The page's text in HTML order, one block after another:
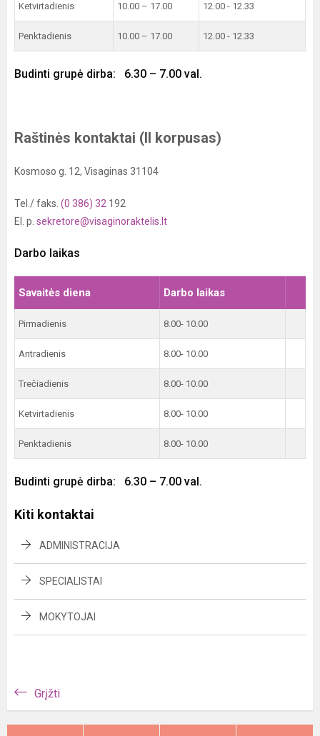
Ketvirtadienis 10.00 – 17.00 12.00 - 12.33
Penktadienis 10.00 – 17.00 12.00 - 12.33
Budinti grupė dirba: 6.30 – 7.00 val.
Raštinės kontaktai (II korpusas)
Kosmoso g. 12, Visaginas 31104
Tel./ faks. (0 386) 32 192
El. p. sekretore@visaginoraktelis.lt
Darbo laikas
Savaitės diena Darbo laikas
Pirmadienis 8.00- 10.00
Antradienis 8.00- 10.00
Trečiadienis 8.00- 10.00
Ketvirtadienis 8.00- 10.00
Penktadienis 8.00- 10.00
Budinti grupė dirba: 6.30 – 7.00 val.
Kiti kontaktai
ADMINISTRACIJA
SPECIALISTAI
MOKYTOJAI
Grįžti